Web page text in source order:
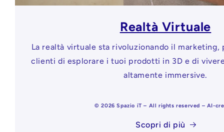
Realtà Virtuale
La realtà virtuale sta rivoluzionando il
clienti di esplorare i tuoi prodotti in 3D e di
altamente immersive.
© 2026 Spazio iT – All rights reserved – AI-
Scopri di più